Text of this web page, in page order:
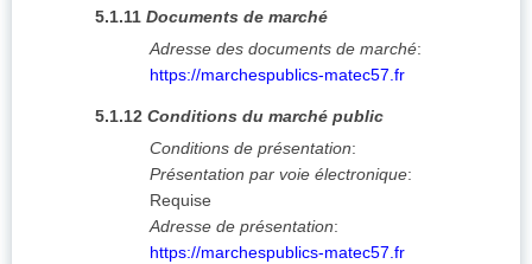
5.1.11 Documents de marché
Adresse des documents de marché:
https://marchespublics-matec57.fr
5.1.12 Conditions du marché public
Conditions de présentation:
Présentation par voie électronique:
Requise
Adresse de présentation:
https://marchespublics-matec57.fr